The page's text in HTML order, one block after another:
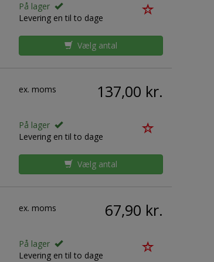
På lager
Levering en til to dage
Vælg antal
ex. moms 137,00 kr.
På lager
Levering en til to dage
Vælg antal
ex. moms 67,90 kr.
På lager
Levering en til to dage